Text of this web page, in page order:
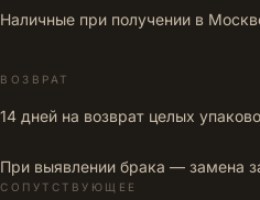
Наличные при получении в
ВОЗВРАТ
14 дней на возврат целых
При выявлении брака — замена
СОПУТСТВУЮЩЕЕ